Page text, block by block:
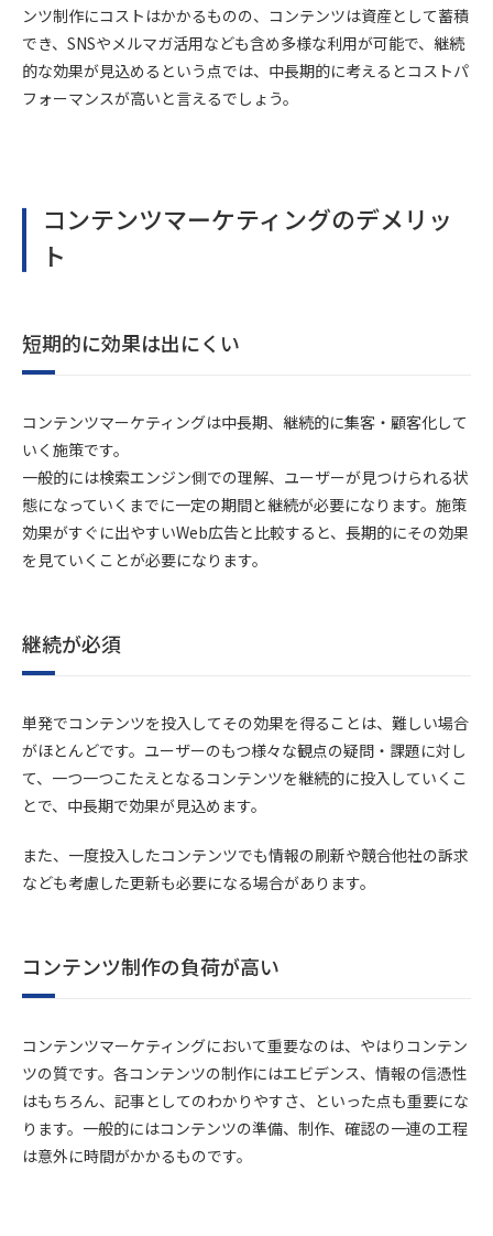
ンツ制作にコストはかかるものの、コンテンツは資産として蓄積
でき、SNSやメルマガ活用なども含め多様な利用が可能で、継続
的な効果が見込めるという点では、中長期的に考えるとコストパ
フォーマンスが高いと言えるでしょう。
コンテンツマーケティングのデメリッ
ト
短期的に効果は出にくい
コンテンツマーケティングは中長期、継続的に集客・顧客化して
いく施策です。
一般的には検索エンジン側での理解、ユーザーが見つけられる状
態になっていくまでに一定の期間と継続が必要になります。施策
効果がすぐに出やすいWeb広告と比較すると、長期的にその効果
を見ていくことが必要になります。
継続が必須
単発でコンテンツを投入してその効果を得ることは、難しい場合
がほとんどです。ユーザーのもつ様々な観点の疑問・課題に対し
て、一つ一つこたえとなるコンテンツを継続的に投入していくこ
とで、中長期で効果が見込めます。
また、一度投入したコンテンツでも情報の刷新や競合他社の訴求
なども考慮した更新も必要になる場合があります。
コンテンツ制作の負荷が高い
コンテンツマーケティングにおいて重要なのは、やはりコンテン
ツの質です。各コンテンツの制作にはエビデンス、情報の信憑性
はもちろん、記事としてのわかりやすさ、といった点も重要にな
ります。一般的にはコンテンツの準備、制作、確認の一連の工程
は意外に時間がかかるものです。